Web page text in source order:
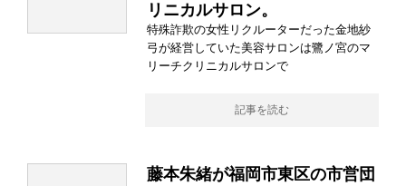
リニカルサロン。
特殊詐欺の女性リクルーターだった金地紗
弓が経営していた美容サロンは鷺ノ宮のマ
リーチクリニカルサロンで
記事を読む
藤本朱緒が福岡市東区の市営団